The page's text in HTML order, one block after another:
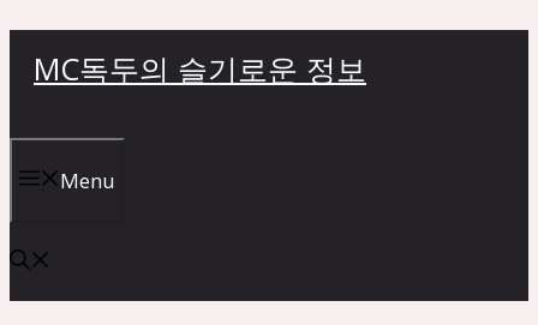
너
뛰
기
MC독두의 슬기로운 정보
Menu